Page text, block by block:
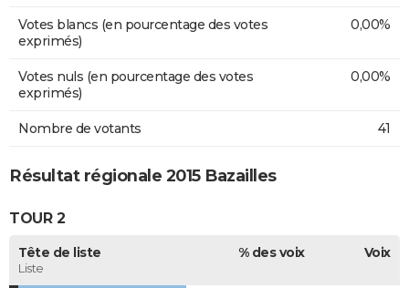
Votes blancs (en pourcentage des votes
exprimés)
0,00%
Votes nuls (en pourcentage des votes
exprimés)
0,00%
Nombre de votants 41
Résultat régionale 2015 Bazailles
TOUR 2
Tête de liste
Liste
% des voix Voix